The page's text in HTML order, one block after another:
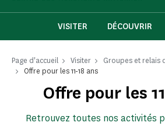
VISITER DÉCOUVRIR
Page d'accueil Visiter
Groupes et relais
Offre pour les 11-18 ans
Offre pour les
Retrouvez toutes nos activités